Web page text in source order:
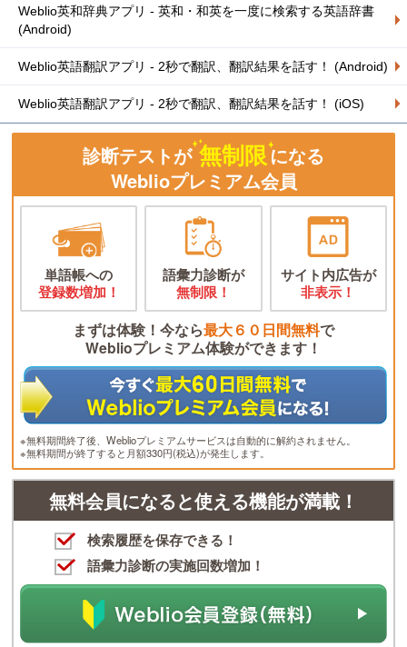
Weblio英和辞典アプリ - 英和・和英を一度に検索する英語辞書
(Android)
Weblio英語翻訳アプリ - 2秒で翻訳、翻訳結果を話す！ (Android)
Weblio英語翻訳アプリ - 2秒で翻訳、翻訳結果を話す！ (iOS)
診断テストが 無制限になる
Weblioプレミアム会員
単語帳への
登録数増加！
語彙力診断が
無制限！
サイト内広告が
非表示！
まずは体験！今なら最大６０日間無料で
Weblioプレミアム体験ができます！
※無料期間終了後、Weblioプレミアムサービスは自動的に解約されません。
※無料期間が終了すると月額330円(税込)が発生します。
無料会員になると使える機能が満載！
検索履歴を保存できる！
語彙力診断の実施回数増加！